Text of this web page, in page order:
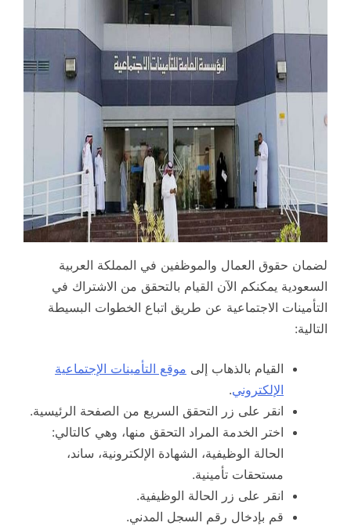
لضمان حقوق العمال والموظفين في المملكة العربية
السعودية يمكنكم الآن القيام بالتحقق من الاشتراك في
التأمينات الاجتماعية عن طريق اتباع الخطوات البسيطة
التالية:
القيام بالذهاب إلى موقع التأمينات الإجتماعية
الإلكتروني.
انقر على زر التحقق السريع من الصفحة الرئيسية.
اختر الخدمة المراد التحقق منها، وهي كالتالي:
الحالة الوظيفية، الشهادة الإلكترونية، ساند،
مستحقات تأمينية.
انقر على زر الحالة الوظيفية.
قم بإدخال رقم السجل المدني.